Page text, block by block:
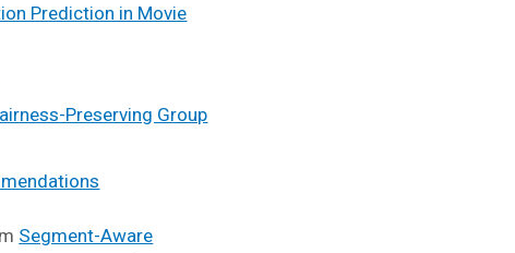
Prediction in Movie
Preserving Group
Segment-Aware